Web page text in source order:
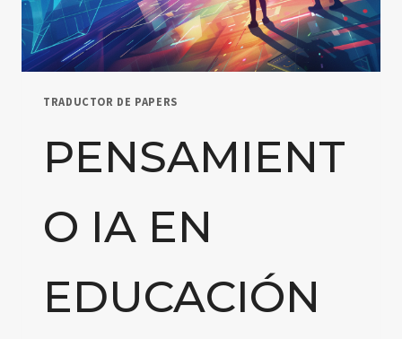
TRADUCTOR DE PAPERS
PENSAMIENT
O IA EN
EDUCACIÓN